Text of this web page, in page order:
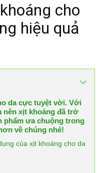
cho
hiệu quả
da cực tuyệt vời. Với
nên xịt khoáng đã trở
phẩm ưa chuộng trong
về chúng nhé!
của xịt khoáng cho da